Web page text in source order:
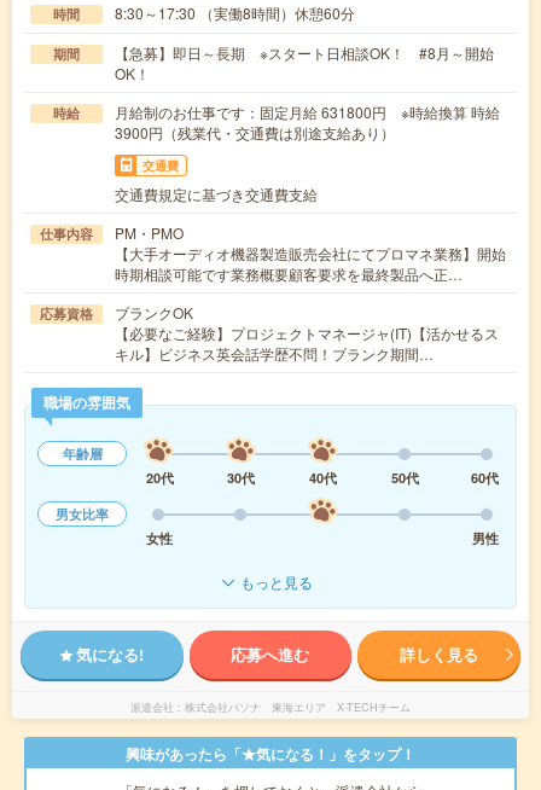
時間 8:30～17:30 （実働8時間）休憩60分
期間
【急募】即日～長期 ※スタート日相談OK！ #8月～開始
OK！
時給
月給制のお仕事です：固定月給 631800円 ※時給換算 時給
3900円（残業代・交通費は別途支給あり）
交通費
交通費規定に基づき交通費支給
仕事内容
PM・PMO
【大手オーディオ機器製造販売会社にてプロマネ業務】開始
時期相談可能です業務概要顧客要求を最終製品へ正…
応募資格
ブランクOK
【必要なご経験】プロジェクトマネージャ(IT)【活かせるス
キル】ビジネス英会話学歴不問！ブランク期間…
職場の雰囲気
年齢層
20代
30代 40代 50代
60代
男女比率
女性
男性
もっと見る
気になる! 応募へ進む 詳しく見る
派遣会社 株式会社パソナ 東海エリア X-TECHチーム
興味があったら「★気になる！」をタップ！